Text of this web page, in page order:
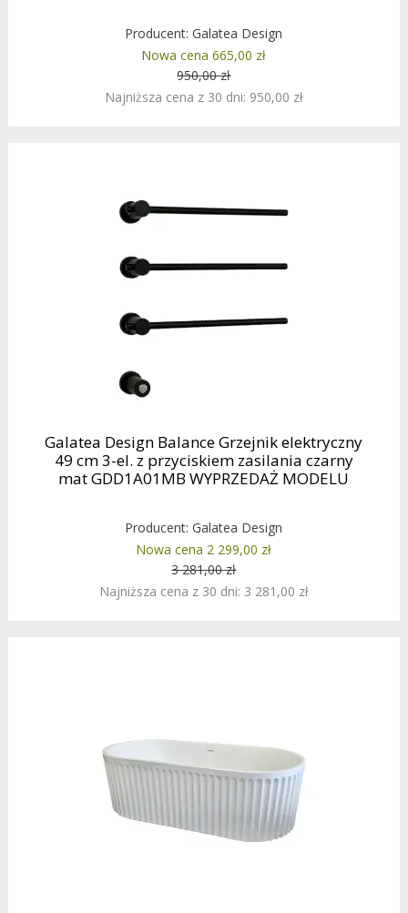
Producent:Galatea Design
Nowa cena 665,00 zł
950,00 zł
Najniższa cena z 30 dni: 950,00 zł
Galatea Design Balance Grzejnik elektryczny
49 cm 3-el. z przyciskiem zasilania czarny
mat GDD1A01MB WYPRZEDAŻ MODELU
Producent:Galatea Design
Nowa cena 2 299,00 zł
3 281,00 zł
Najniższa cena z 30 dni: 3 281,00 zł